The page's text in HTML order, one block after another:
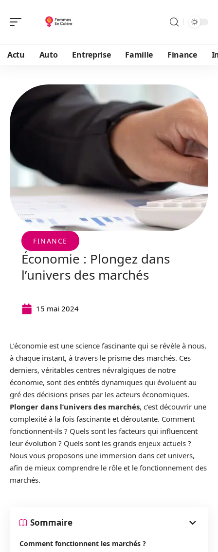
Actu Auto Entreprise Famille Finance
FINANCE
Économie : Plongez dans
l’univers des marchés
15 mai 2024
L’économie est une science fascinante qui se révèle à nous,
à chaque instant, à travers le prisme des marchés. Ces
derniers, véritables centres névralgiques de notre
économie, sont des entités dynamiques qui évoluent au
gré des décisions prises par les acteurs économiques.
Plonger dans l’univers des marchés, c’est découvrir une
complexité à la fois fascinante et déroutante. Comment
fonctionnent-ils ? Quels sont les facteurs qui influencent
leur évolution ? Quels sont les grands enjeux actuels ?
Nous vous proposons une immersion dans cet univers,
afin de mieux comprendre le rôle et le fonctionnement des
marchés.
Sommaire
Comment fonctionnent les marchés ?